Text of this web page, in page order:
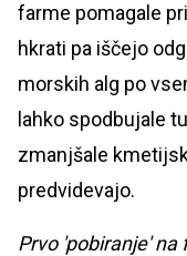
farme pomagale
hkrati pa iščejo
morskih alg po
lahko spodbujale
zmanjšale
predvidevajo.
Prvo 'pobiranje' na